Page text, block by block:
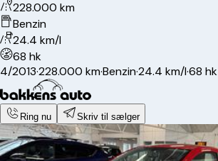
228.000 km
Benzin
24.4 km/l
68 hk
4/2013·228.000 km·Benzin·24.4 km/l·68 hk
Ring nu Skriv til sælger